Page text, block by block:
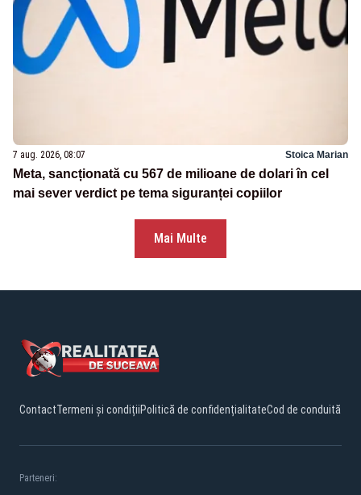
7 aug. 2026, 08:07 Stoica Marian
Meta, sancționată cu 567 de milioane de dolari în cel
mai sever verdict pe tema siguranței copiilor
Mai Multe
ContactTermeni și condițiiPolitică de confidențialitateCod de conduită
Parteneri: